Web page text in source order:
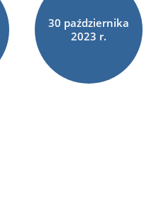
30 października
2023 r.